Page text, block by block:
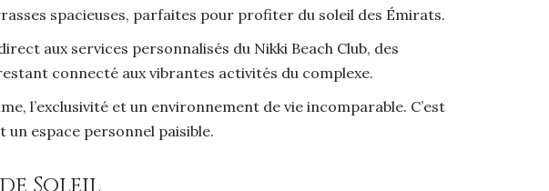
spacieuses, parfaites pour profiter du soleil des Émirats.
aux services personnalisés du Nikki Beach Club, des
connecté aux vibrantes activités du complexe.
l’exclusivité et un environnement de vie incomparable. C’est
espace personnel paisible.
Soleil